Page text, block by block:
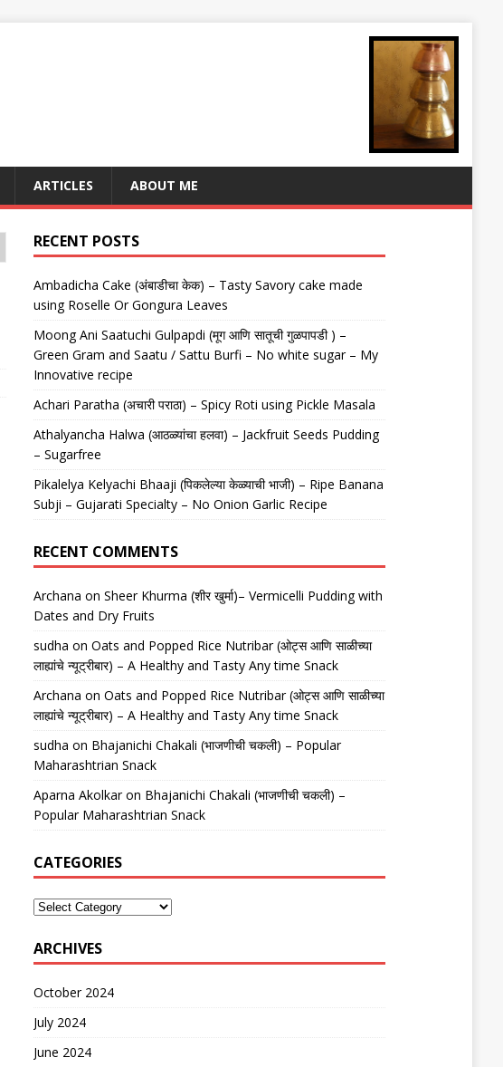
ARTICLES ABOUT ME
RECENT POSTS
Ambadicha Cake (अंबाडीचा केक) – Tasty Savory cake made
using Roselle Or Gongura Leaves
Moong Ani Saatuchi Gulpapdi (मूग आणि सातूची गुळपापडी ) –
Green Gram and Saatu / Sattu Burfi – No white sugar – My
Innovative recipe
Achari Paratha (अचारी पराठा) – Spicy Roti using Pickle Masala
Athalyancha Halwa (आठळ्यांचा हलवा) – Jackfruit Seeds Pudding
– Sugarfree
Pikalelya Kelyachi Bhaaji (पिकलेल्या केळ्याची भाजी) – Ripe Banana
Subji – Gujarati Specialty – No Onion Garlic Recipe
RECENT COMMENTS
Archana onSheer Khurma (शीर खुर्मा)– Vermicelli Pudding with
Dates and Dry Fruits
sudha onOats and Popped Rice Nutribar (ओट्स आणि साळीच्या
लाह्यांचे न्यूट्रीबार) – A Healthy and Tasty Any time Snack
Archana onOats and Popped Rice Nutribar (ओट्स आणि साळीच्या
लाह्यांचे न्यूट्रीबार) – A Healthy and Tasty Any time Snack
sudha on Bhajanichi Chakali (भाजणीची चकली) – Popular
Maharashtrian Snack
Aparna Akolkaron Bhajanichi Chakali (भाजणीची चकली) –
Popular Maharashtrian Snack
CATEGORIES
ARCHIVES
October 2024
July 2024
June 2024